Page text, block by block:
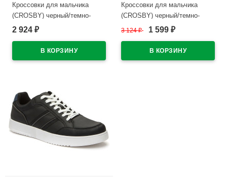
Кроссовки для мальчика
(CROSBY) черный/темно-
серый верх-искуственная
артикул 447007/03-01
2 924 ₽
Кроссовки для мальчика
(CROSBY) черный/темно-
серый верх-искуственная
артикул 447002/04-02
3 124₽ 1 599 ₽